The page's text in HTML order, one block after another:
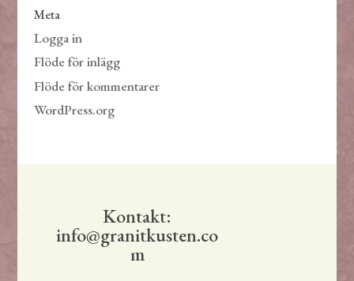
Meta
Logga in
Flöde för inlägg
Flöde för kommentarer
WordPress.org
Kontakt:
info@granitkusten.co
m